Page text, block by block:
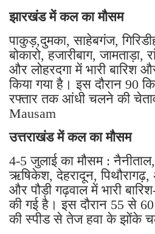
झारखंड में कल का मौसम
पाकुड़,दुमका, साहेबगंज,
बोकारो, हजारीबाग,
और लोहरदगा में भारी बारिश
किया गया है। इस दौरान 90
रफ्तार तक आंधी चलने की
Mausam
उत्तराखंड में कल का मौसम
4-5 जुलाई का मौसम : नैनीताल,
ऋषिकेश, देहरादून, पिथौरागढ़,
और पौड़ी गढ़वाल में भारी
की गई है। इस दौरान 55 से
की स्पीड से तेज हवा के झोंके